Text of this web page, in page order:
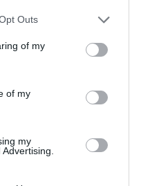
Outs
of my
of my
my
e apoios...
20 anos com
Castelo
às